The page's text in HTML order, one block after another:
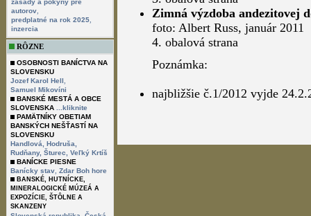
zásady a pokyny pre
autorov
predplatné na rok 2025
inzercia
RÔZNE
OSOBNOSTI BANÍCTVA NA
SLOVENSKU
Jozef Karol Hell
Samuel Mikovíni
BANSKÉ MESTÁ A OBCE
SLOVENSKA
...kliknite
PAMÄTNÍKY OBETIAM
BANSKÝCH NEŠŤASTÍ NA
SLOVENSKU
Handlová,
Hodruša,
Rudňany, Šturec,
Veľký Krtíš
BANÍCKE PIESNE
Banícky stav Zdar Boh hore
BANSKÉ, HUTNÍCKE,
MINERALOGICKÉ MÚZEÁ A
EXPOZÍCIE, ŠTÔLNE A
SKANZENY
Zimná výzdoba andezitovej
foto: Albert Russ, január 2011
4. obalová strana
Poznámka:
najbližšie č.1/2012 vyjde